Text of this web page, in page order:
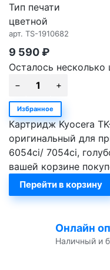
Тип печати
цветной
арт. TS-1910682
9 590₽
Осталось несколько
Избранное
Картридж Kyocera
оригинальный для
6054ci/ 7054ci,
вашей корзине
Перейти в корзину
Онлайн
Наличный и